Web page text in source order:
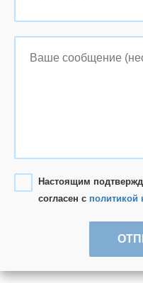
Настоящим
согласен с политикой